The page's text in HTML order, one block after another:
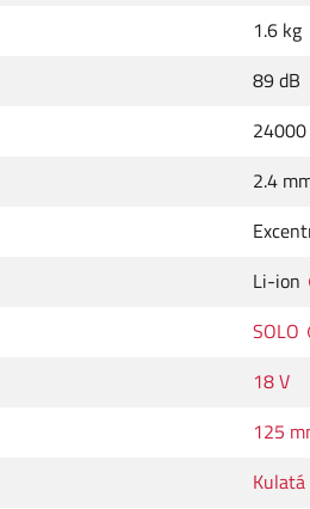
1.6 kg
89 dB
2.4
Li-ion
SOLO
18 V
125
Kulatá